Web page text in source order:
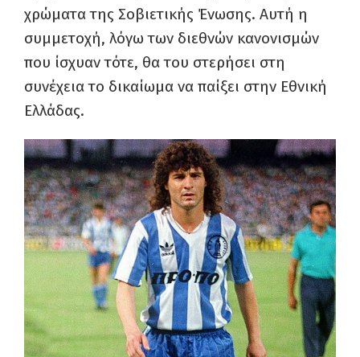
χρώματα της Σοβιετικής Ένωσης. Αυτή η
συμμετοχή, λόγω των διεθνών κανονισμών
που ίσχυαν τότε, θα του στερήσει στη
συνέχεια το δικαίωμα να παίξει στην Εθνική
Ελλάδας.